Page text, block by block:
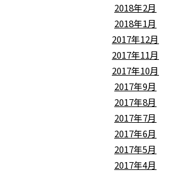
2018年2月
2018年1月
2017年12月
2017年11月
2017年10月
2017年9月
2017年8月
2017年7月
2017年6月
2017年5月
2017年4月